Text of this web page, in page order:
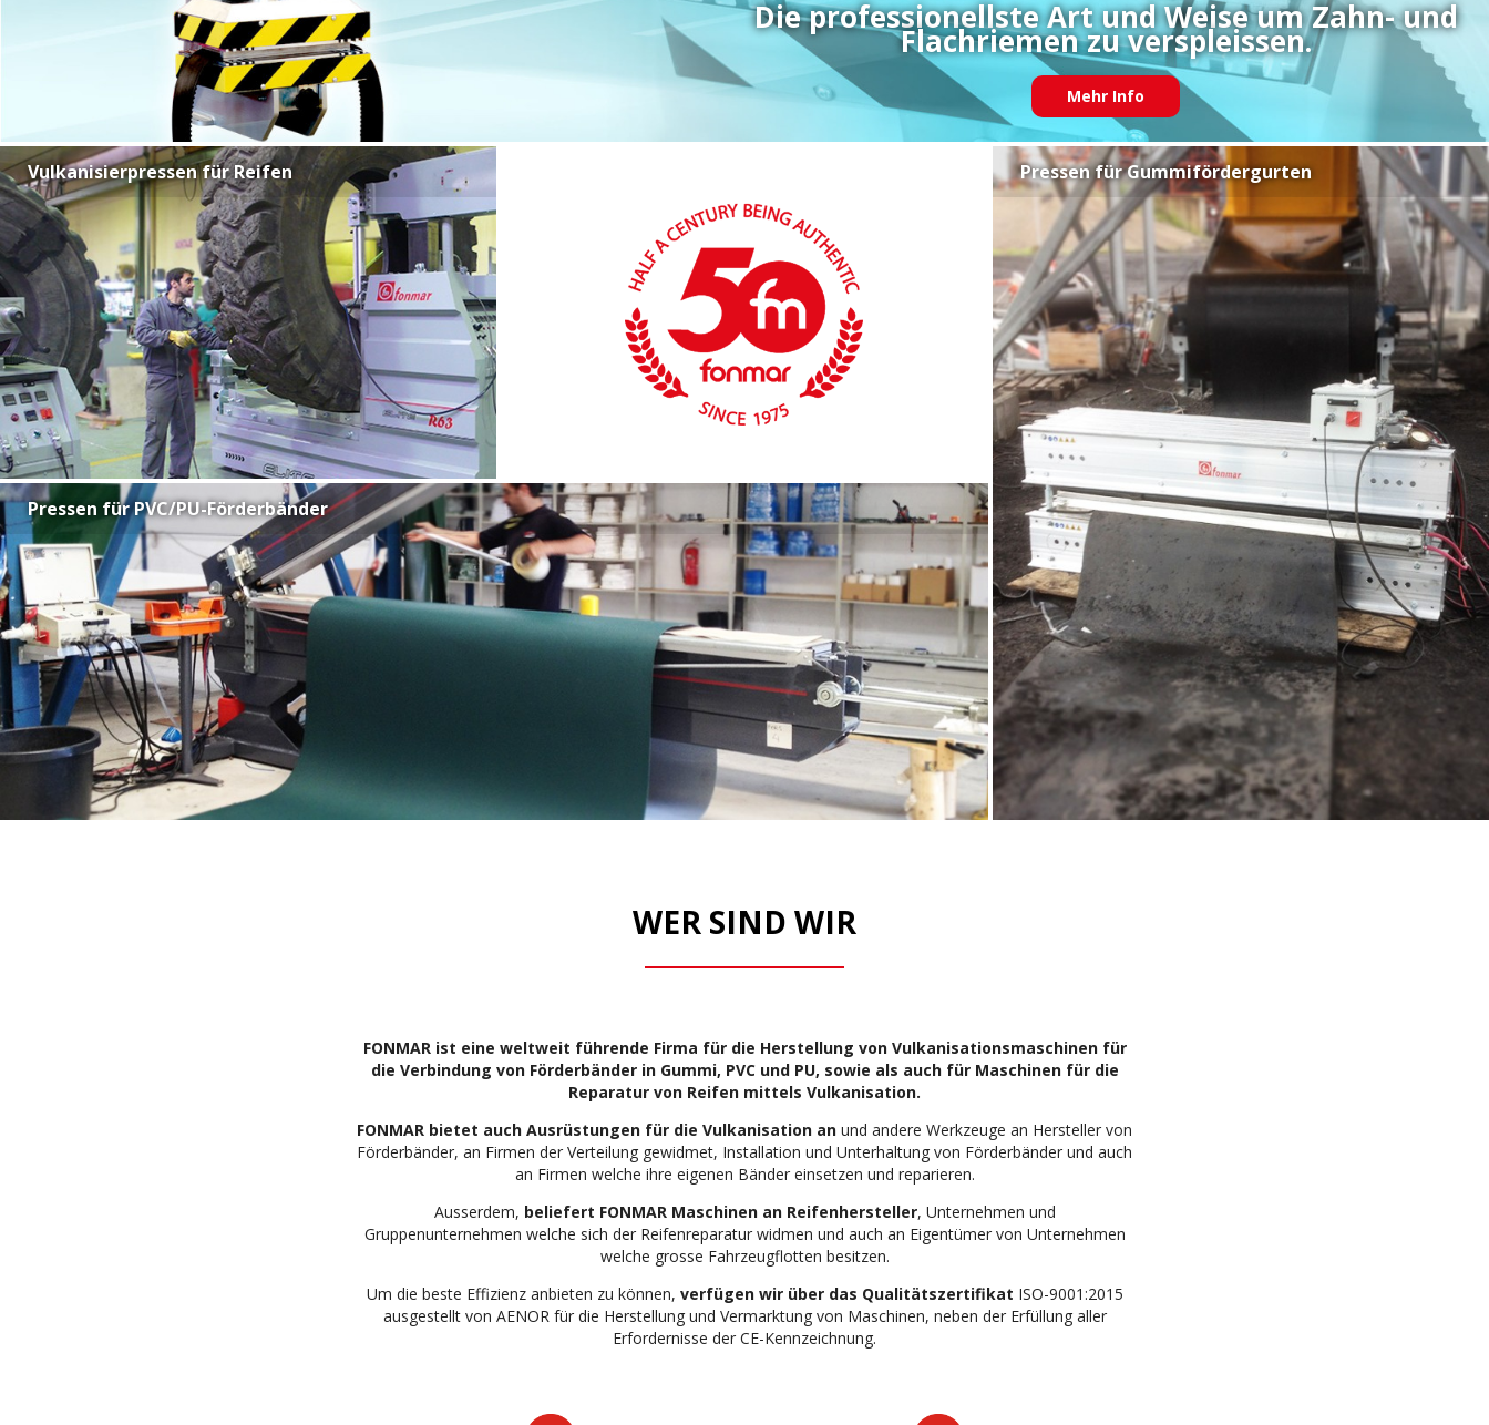
Die professionellste Art und Weise um Zahn- und
Flachriemen zu verspleissen.
Mehr Info
Vulkanisierpressen für Reifen Pressen für Gummifördergurten
Pressen für PVC/PU-Förderbänder
WER SIND WIR
FONMAR ist eine weltweit führende Firma für die Herstellung von Vulkanisationsmaschinen für
die Verbindung von Förderbänder in Gummi, PVC und PU, sowie als auch für Maschinen für die
Reparatur von Reifen mittels Vulkanisation.
FONMAR bietet auch Ausrüstungen für die Vulkanisation an und andere Werkzeuge an Hersteller von
Förderbänder, an Firmen der Verteilung gewidmet, Installation und Unterhaltung von Förderbänder und auch
an Firmen welche ihre eigenen Bänder einsetzen und reparieren.
Ausserdem, beliefert FONMAR Maschinen an Reifenhersteller, Unternehmen und
Gruppenunternehmen welche sich der Reifenreparatur widmen und auch an Eigentümer von Unternehmen
welche grosse Fahrzeugflotten besitzen.
Um die beste Effizienz anbieten zu können, verfügen wir über das Qualitätszertifikat ISO-9001:2015
ausgestellt von AENOR für die Herstellung und Vermarktung von Maschinen, neben der Erfüllung aller
Erfordernisse der CE-Kennzeichnung.